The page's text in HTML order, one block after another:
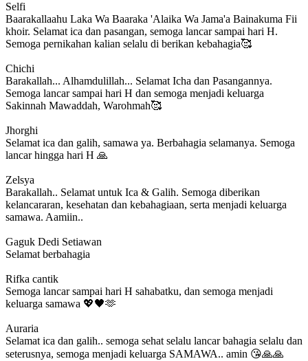
Selfi
Baarakallaahu Laka Wa Baaraka 'Alaika Wa Jama'a Bainakuma Fii
khoir. Selamat ica dan pasangan, semoga lancar sampai hari H.
Semoga pernikahan kalian selalu di berikan kebahagia🥰
Chichi
Barakallah... Alhamdulillah... Selamat Icha dan Pasangannya.
Semoga lancar sampai hari H dan semoga menjadi keluarga
Sakinnah Mawaddah, Warohmah🥰
Jhorghi
Selamat ica dan galih, samawa ya. Berbahagia selamanya. Semoga
lancar hingga hari H 🙏
Zelsya
Barakallah.. Selamat untuk Ica & Galih. Semoga diberikan
kelancararan, kesehatan dan kebahagiaan, serta menjadi keluarga
samawa. Aamiin..
Gaguk Dedi Setiawan
Selamat berbahagia
Rifka cantik
Semoga lancar sampai hari H sahabatku, dan semoga menjadi
keluarga samawa 💖🖤🫶
Auraria
Selamat ica dan galih.. semoga sehat selalu lancar bahagia selalu dan
seterusnya, semoga menjadi keluarga SAMAWA.. amin 😘🙏🙏